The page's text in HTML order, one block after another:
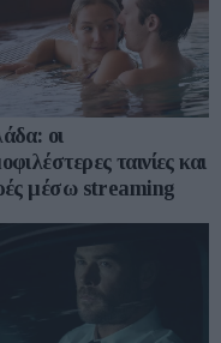
οι
ταινίες και
μέσω streaming